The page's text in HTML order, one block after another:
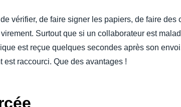
vérifier, de faire signer les papiers, de faire des
Surtout que si un collaborateur est
est reçue quelques secondes après son
est raccourci. Que des avantages !